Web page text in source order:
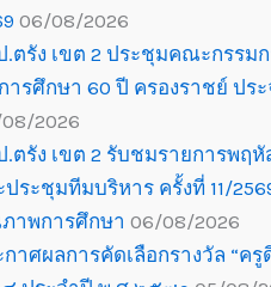
06/08/2026
.ตรัง เขต 2 ประชุมคณะกรรม
ารศึกษา 60 ปี ครองราชย์ ประ
2026
.ตรัง เขต 2 รับชมรายการพฤหั
ประชุมทีมบริหาร ครั้งที่ 11/
าพการศึกษา 06/08/2026
าศผลการคัดเลือกรางวัล “ครู